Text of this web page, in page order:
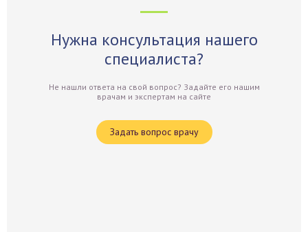
Нужна консультация нашего
специалиста?
Не нашли ответа на свой вопрос? Задайте его нашим
врачам и экспертам на сайте
Задать вопрос врачу